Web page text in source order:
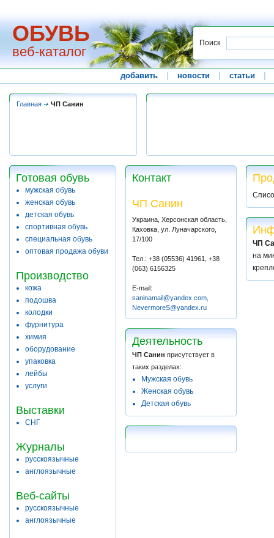
ОБУВЬ
веб-каталог
Поиск
добавить новости статьи
Главная ЧП Санин
Готовая обувь
мужская обувь
женская обувь
детская обувь
спортивная обувь
специальная обувь
оптовая продажа обуви
Производство
кожа
подошва
колодки
фурнитура
химия
оборудование
упаковка
лейбы
услуги
Выставки
СНГ
Журналы
русскоязычные
англоязычные
Веб-сайты
русскоязычные
англоязычные
Контакт
ЧП Санин
Украина, Херсонская область,
Каховка, ул. Луначарского,
17/100
Тел.: +38 (05536) 41961, +38
(063) 6156325
E-mail:
saninamail@yandex.com,
NevermoreS@yandex.ru
Деятельность
ЧП Санин присутствует в
таких разделах:
Мужская обувь
Женская обувь
Детская обувь
ЧП
на